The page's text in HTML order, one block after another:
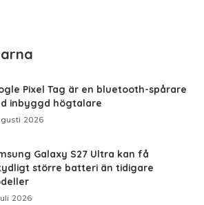
Pixel Tag är en bluetooth-spårare
inbyggd högtalare
2026
Galaxy S27 Ultra kan få
större batteri än tidigare
2026